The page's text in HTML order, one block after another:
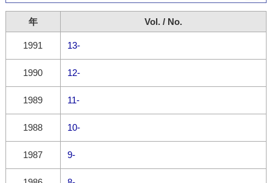
年 Vol. / No.
1991 13-
1990 12-
1989 11-
1988 10-
1987 9-